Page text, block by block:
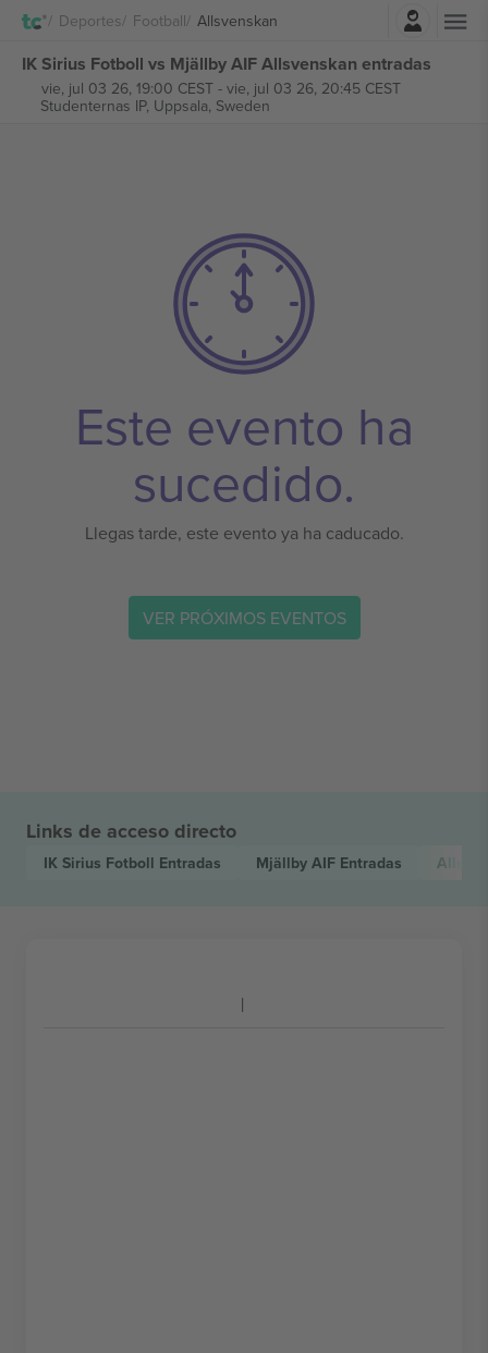
Deportes Football AllsvenskanIniciar sesión
IK Sirius Fotboll vs Mjällby AIF Allsvenskan entradas
vie, jul 03 26, 19:00 CEST- vie, jul 03 26, 20:45 CEST
Studenternas IP, Uppsala, Sweden
Este evento ha
sucedido.
Llegas tarde, este evento ya ha caducado.
VER PRÓXIMOS EVENTOS
Links de acceso directo
IK Sirius Fotboll Entradas Mjällby AIF Entradas